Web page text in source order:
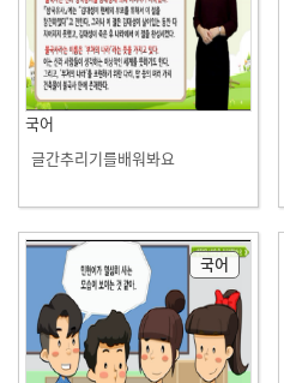
국어
글간추리기를배워봐요
국어